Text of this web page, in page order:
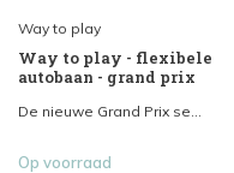
Way to play
Way to play - flexibele
autobaan - grand prix
De nieuwe Grand Prix se...
Op voorraad